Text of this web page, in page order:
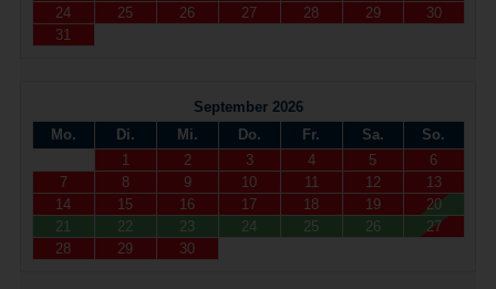
24
25 26 27 28 29
30
31
September 2026
Mo.
Di. Mi. Do. Fr. Sa.
So.
1
2 3 4 5
6
7
8 9 10 11 12
13
14
15 16 17 18 19
20
21
22 23 24 25 26
27
28
29 30